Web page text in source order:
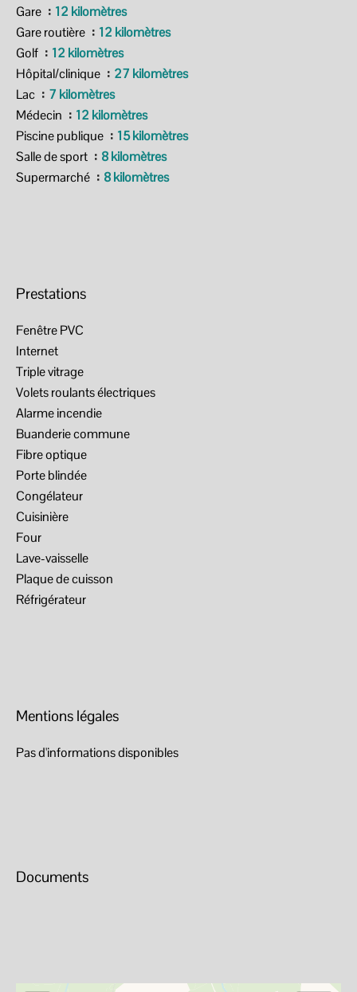
Gare
12 kilomètres
Gare routière
12 kilomètres
Golf
12 kilomètres
Hôpital/clinique
27 kilomètres
Lac
7 kilomètres
Médecin
12 kilomètres
Piscine publique
15 kilomètres
Salle de sport
8 kilomètres
Supermarché
8 kilomètres
Prestations
Fenêtre PVC
Internet
Triple vitrage
Volets roulants électriques
Alarme incendie
Buanderie commune
Fibre optique
Porte blindée
Congélateur
Cuisinière
Four
Lave-vaisselle
Plaque de cuisson
Réfrigérateur
Mentions légales
Pas d'informations disponibles
Documents